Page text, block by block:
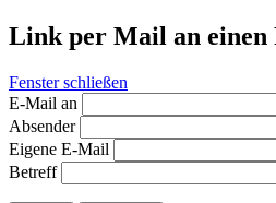
Link per Mail an einen
Fenster schließen
E-Mail an
Absender
Eigene E-Mail
Betreff